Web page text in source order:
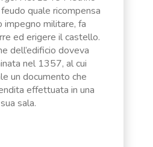
quale ricompensa
impegno militare, fa
ed erigere il castello.
dell’edificio doveva
nel 1357, al cui
un documento che
effettuata in una
sua sala.